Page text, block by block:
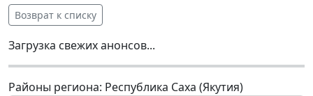
Возврат к списку
Загрузка свежих анонсов...
Районы региона: Республика Саха (Якутия)